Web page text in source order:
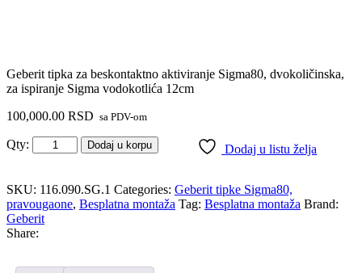
Geberit tipka za beskontaktno aktiviranje Sigma80, dvokoličinska,
za ispiranje Sigma vodokotlića 12cm
100,000.00 RSD sa PDV-om
Qty: Dodaj u korpu Dodaj u listu želja
SKU: 116.090.SG.1 Categories: Geberit tipke Sigma80,
pravougaone, Besplatna montaža Tag: Besplatna montaža Brand:
Geberit
Share: